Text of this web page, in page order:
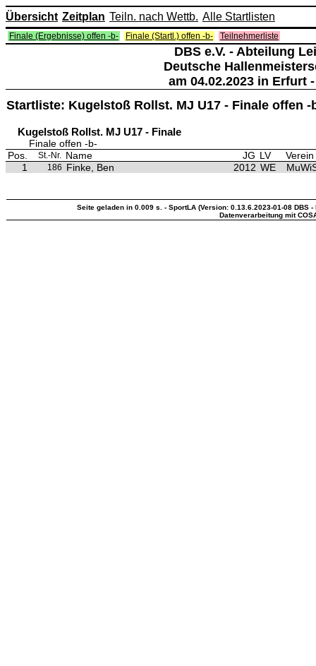
Übersicht Zeitplan Teiln. nach Wettb. Alle Startlisten
Finale (Ergebnisse) offen -b- Finale (Startl.) offen -b- Teilnehmerliste
DBS e.V. - Abteilung
Deutsche
am 04.02.2023 in Erfurt
Startliste: Kugelstoß Rollst. MJ U17 - Finale offen -
Kugelstoß Rollst. MJ U17 - Finale
Finale offen -b-
Pos.
St.-Nr. Name JG LV
Verein
1
186 Finke, Ben 2012 WE
Seite geladen in 0.009 s. - SportLA (Version: 0.13.6.2023-01-08 DBS
Datenverarbeitung mit